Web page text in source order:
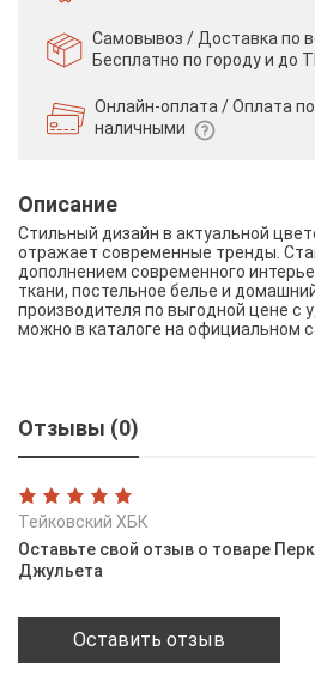
Самовывоз / Доставка по
Бесплатно по городу и до
Онлайн-оплата / Оплата
наличными
Описание
Стильный дизайн в актуальной
отражает современные тренды.
дополнением современного
ткани, постельное белье и
производителя по выгодной цене с
можно в каталоге на официальном
Отзывы (0)
Тейковский ХБК
Оставьте свой отзыв о товаре
Джульета
Оставить отзыв